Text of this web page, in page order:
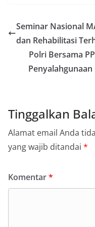
Seminar Nasional
dan Rehabilitasi
Polri Bersama
Penyalahgunaan
Tinggalkan
Alamat email Anda
yang wajib ditandai *
Komentar*